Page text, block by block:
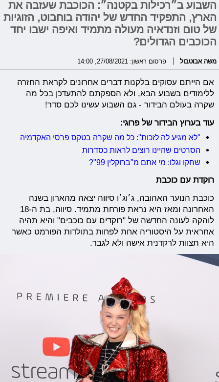
השבוע ב״רכילות בקטנה״: הכוכבת שעזבה את
הארץ, התפקיד החדש של יהודה בוחבוט, הזוגיות
של טום וזנדאיה מעולה מתמיד ואיפה ישבו יחד
הכוכבים הגדולים?
משה אבוטבול פרסום ראשון: 27/08/2021, 14:00
אם הייתם עסוקים בלקנות דברים אחרונים לקראת החזרה
ללימודים בשבוע הבא, ולא הספקתם להתעדכן בכל מה
שקרה בעולם הבידור - גם השבוע עשינו לכם סדר!
עוד בערוץ הבידור של פרוגי:
"לא מגיע לה לזכות": כל מה שקרה בטקס פרסי האקדמיה
הסרטים שהיינו רוצים לראות כסדרות
שחקו וגלו: מי אתם מ"ברוקלין 99"?
רוקדת עם כוכבת
כוכבת הנוער האהובה, ג׳וג׳ו סיווה יצאה מהארון בשנה
האחרונה ומאז היא נראת פורחת מתמיד. סיווה, בת ה-18
לוהקה לעונה החדשה של "רוקדים עם כוכבים" והיא תהיה
אחראית על היסטוריה אחת לפחות בתולדות הפורמט כאשר
היא תצוות לרקדנית אישה ולא לגבר.